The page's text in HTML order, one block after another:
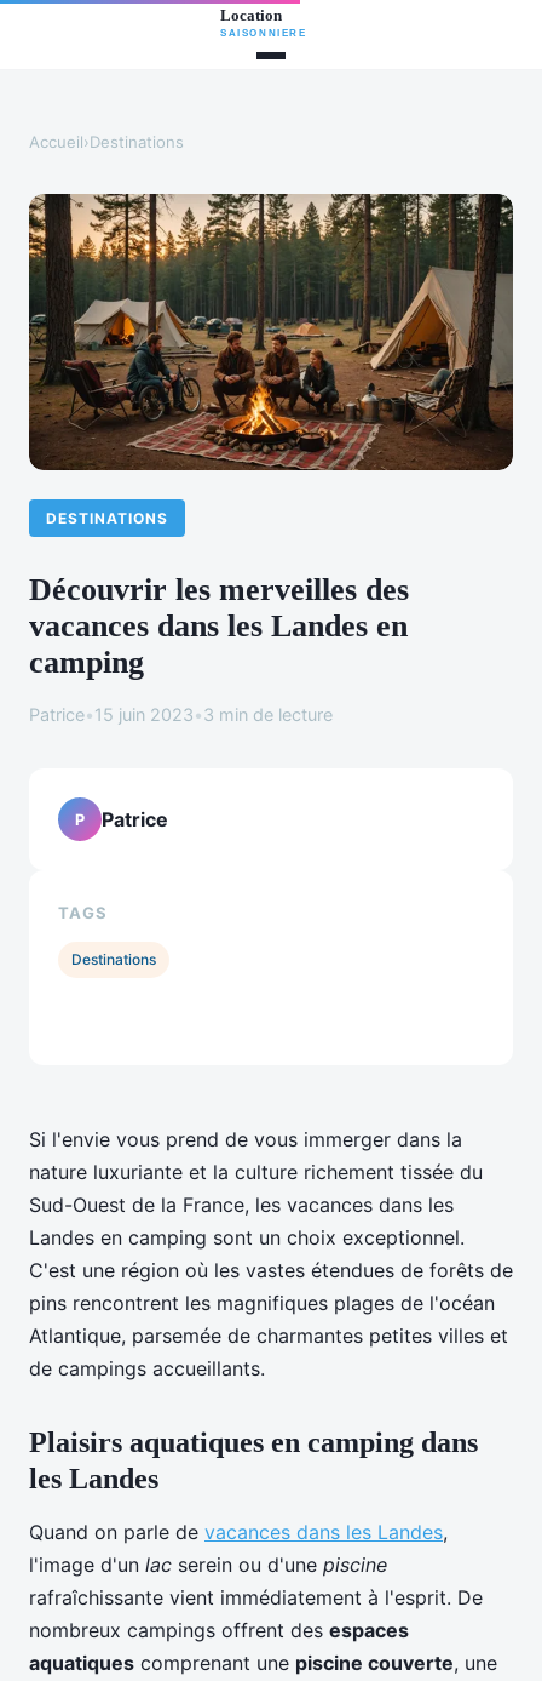
Accueil›Destinations
DESTINATIONS
Découvrir les merveilles des
vacances dans les Landes en
camping
Patrice•15 juin 2023•3 min de lecture
Si l'envie vous prend de vous immerger dans la
nature luxuriante et la culture richement tissée du
Sud-Ouest de la France, les vacances dans les
Landes en camping sont un choix exceptionnel.
C'est une région où les vastes étendues de forêts de
pins rencontrent les magnifiques plages de l'océan
Atlantique, parsemée de charmantes petites villes et
de campings accueillants.
Plaisirs aquatiques en camping dans
les Landes
Quand on parle de vacances dans les Landes,
l'image d'un lac serein ou d'une piscine
rafraîchissante vient immédiatement à l'esprit. De
nombreux campings offrent des espaces
aquatiques comprenant une piscine couverte, une
P Patrice
TAGS
Destinations